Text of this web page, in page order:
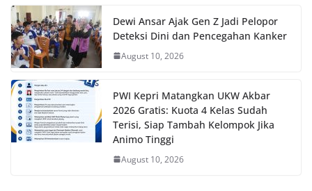
Dewi Ansar Ajak Gen Z Jadi Pelopor
Deteksi Dini dan Pencegahan Kanker
August 10, 2026
PWI Kepri Matangkan UKW Akbar
2026 Gratis: Kuota 4 Kelas Sudah
Terisi, Siap Tambah Kelompok Jika
Animo Tinggi
August 10, 2026